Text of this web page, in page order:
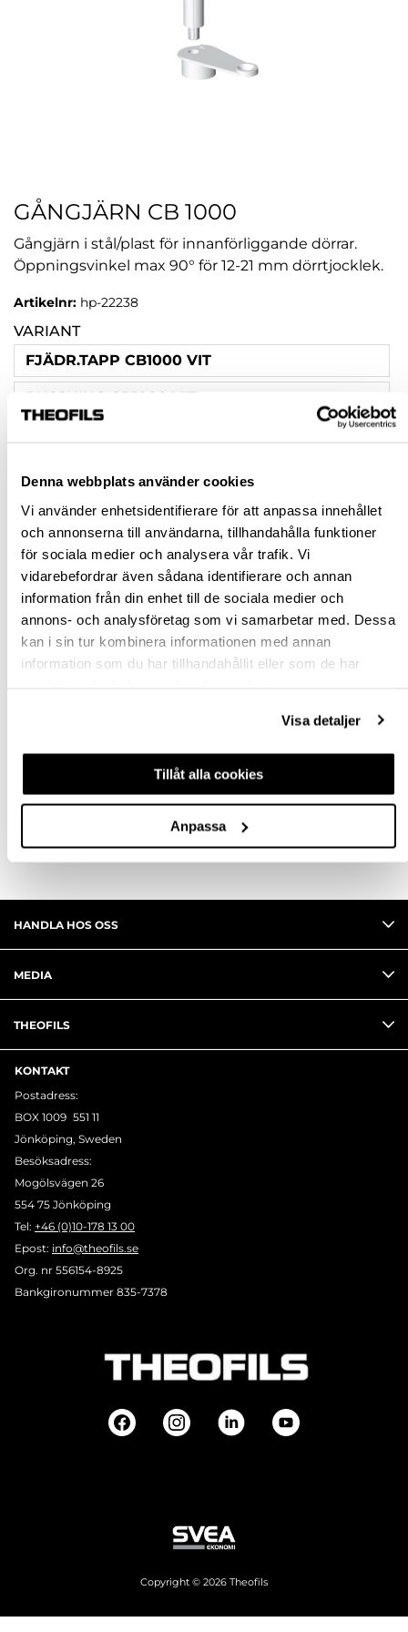
Denna webbplats använder cookies
Vi använder enhetsidentifierare för att anpassa innehållet
och annonserna till användarna, tillhandahålla funktioner
för sociala medier och analysera vår trafik. Vi
vidarebefordrar även sådana identifierare och annan
information från din enhet till de sociala medier och
annons- och analysföretag som vi samarbetar med. Dessa
kan i sin tur kombinera informationen med annan
information som du har tillhandahållit eller som de har
Visa detaljer
Tillåt alla cookies
Anpassa
GÅNGJÄRN CB 1000
Gångjärn i stål/plast för innanförliggande dörrar.
Öppningsvinkel max 90° för 12-21 mm dörrtjocklek.
Artikelnr: hp-22238
VARIANT
FJÄDR.TAPP CB1000 VIT
BUSSNING CB1000 VIT
st
VÄLJ VARIANT
Snabba leveranser
Hämta i butik
Ledande leverantör i Sverige
FRÅGA OM PRODUKT
RECENSIONER
HANDLA HOS OSS
MEDIA
THEOFILS
KONTAKT
Postadress:
BOX 1009 551 11
Jönköping, Sweden
Besöksadress:
Mogölsvägen 26
554 75 Jönköping
Tel: +46 (0)10-178 13 00
Epost: info@theofils.se
Org. nr 556154-8925
Bankgironummer 835-7378
Copyright © 2026 Theofils